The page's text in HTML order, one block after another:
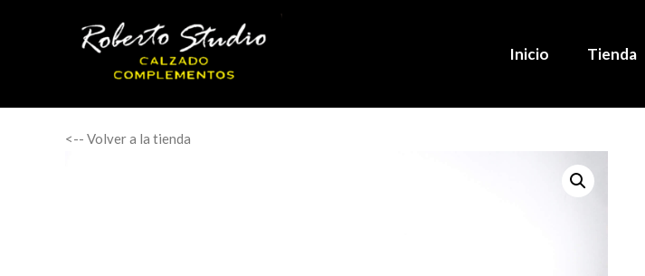
Inicio Tienda
<-- Volver a la tienda